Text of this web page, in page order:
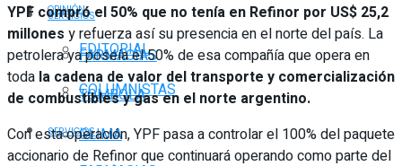
SERVICIOS
FARMACIAS
TOMBOLA
CLIMA
OPINIÓN
EDITORIAL
COLUMNISTAS
SERVICIOS
YPF compró el 50% que no tenía en Refinor por US$ 25,2
millones y refuerza así su presencia en el norte del país. La
petrolera ya poseía el 50% de esa compañía que opera en
toda la cadena de valor del transporte y comercialización
de combustibles y gas en el norte argentino.
Con esta operación, YPF pasa a controlar el 100% del paquete
accionario de Refinor que continuará operando como parte del